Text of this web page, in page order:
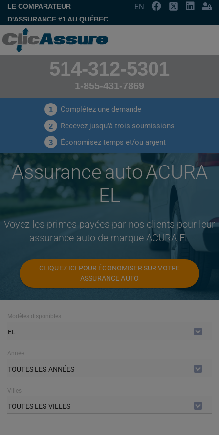
LE COMPARATEUR
D'ASSURANCE #1 AU QUÉBEC
EN
514-312-5301
1-855-431-7869
1 Complétez une demande
2 Recevez jusqu'à trois soumissions
3 Économisez temps et/ou argent
Assurance auto ACURA
EL
Voyez les primes payées par nos clients pour leur
assurance auto de marque ACURA EL
CLIQUEZ ICI POUR ÉCONOMISER SUR VOTRE
ASSURANCE AUTO
Modèles disponibles
EL
Année
TOUTES LES ANNÉES
Villes
TOUTES LES VILLES